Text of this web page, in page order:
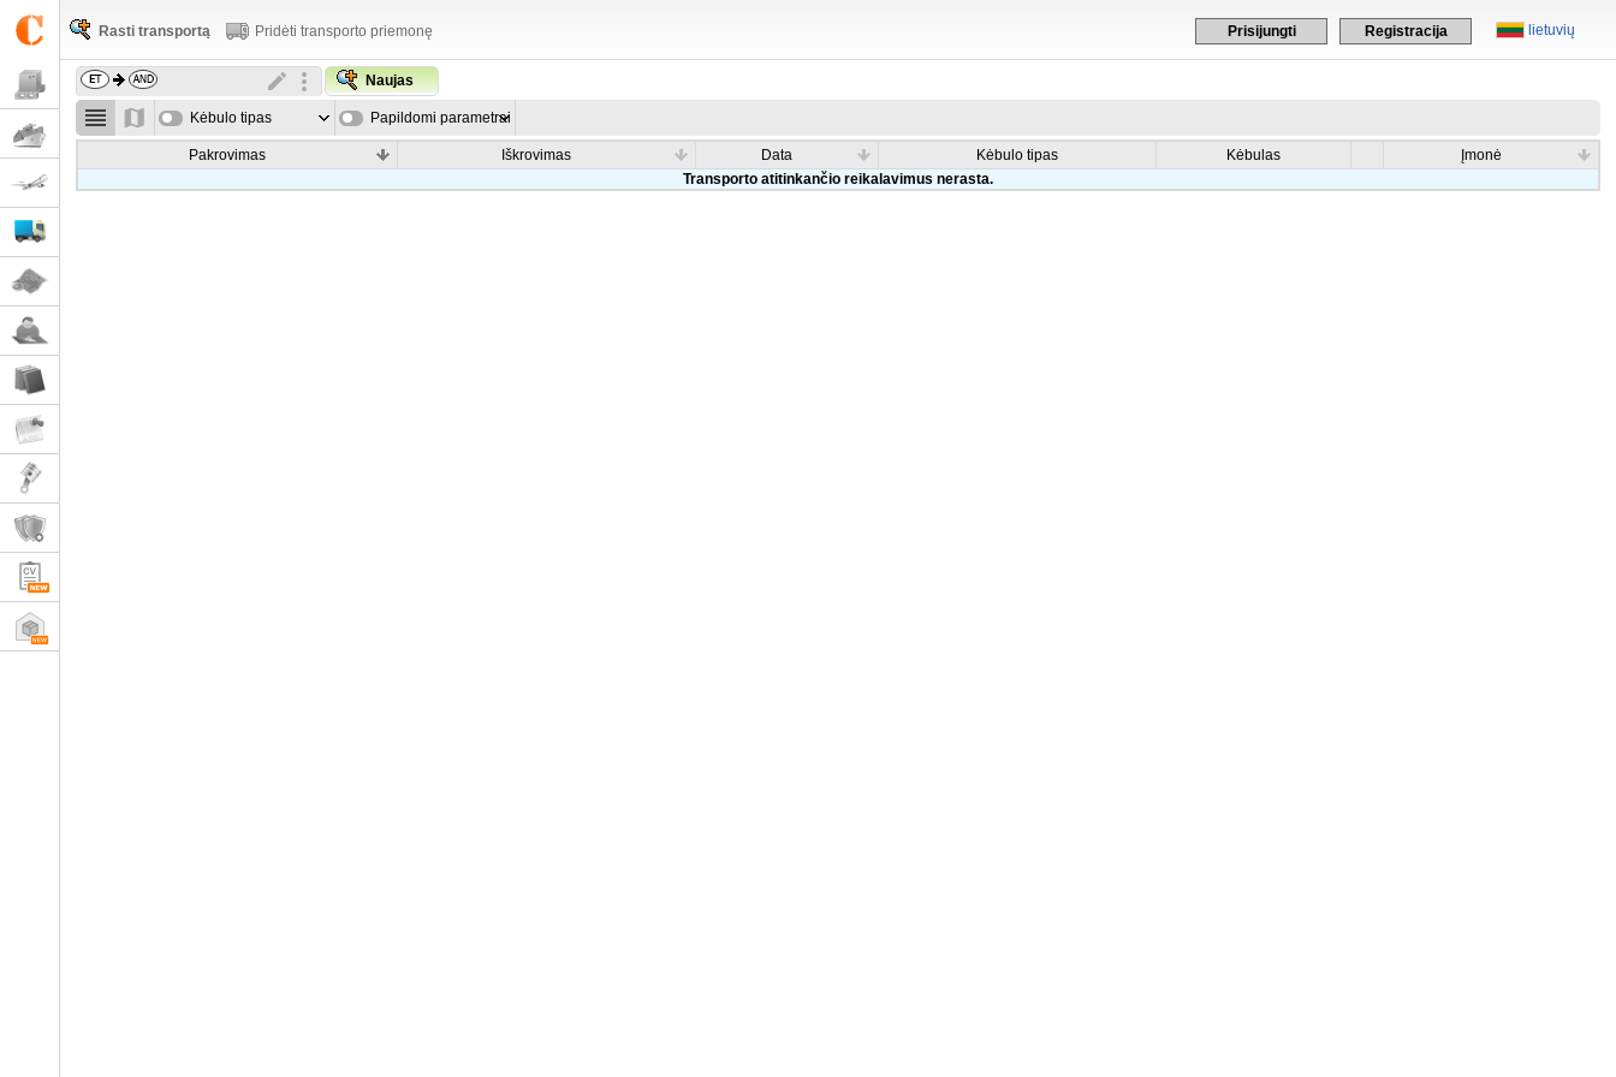
lietuvių
Prisijungti Registracija
Rasti transportą Pridėti transporto priemonę
Naujas
Kėbulo tipas Papildomi parametrai
Pakrovimas Iškrovimas Data Kėbulo tipas Kėbulas
Įmonė
Transporto atitinkančio reikalavimus nerasta.